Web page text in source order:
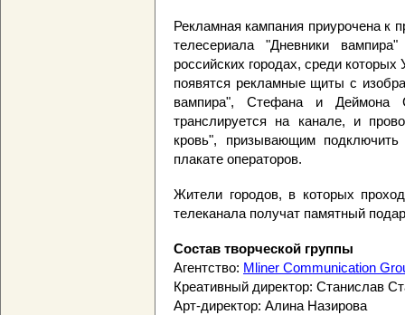
Рекламная кампания приурочена к
телесериала "Дневники
российских городах, среди
появятся рекламные щиты с
вампира", Стефана и Деймона
транслируется на канале, и
кровь", призывающим
плакате операторов.
Жители городов, в которых
телеканала получат памятный
Состав творческой группы
Агентство: Mliner Communication
Креативный директор: Станислав
Арт-директор: Алина Назирова